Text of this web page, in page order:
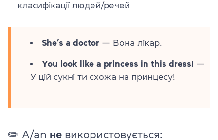
класифікації людей/речей
She’s a doctor — Вона лікар.
You look like a princess in this dress! —
У цій сукні ти схожа на принцесу!
✏️ A/an не використовується: